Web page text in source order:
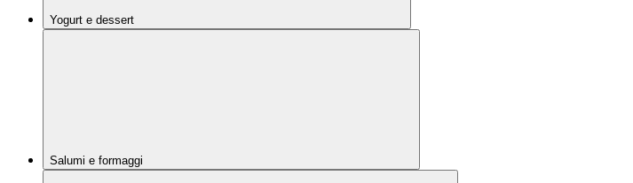
Yogurt e dessert
Salumi e formaggi